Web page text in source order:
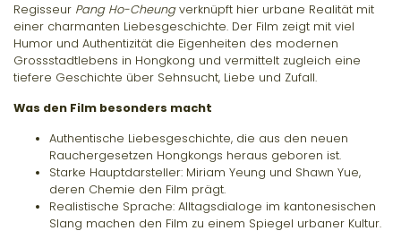
Regisseur Pang Ho-Cheungverknüpft hier urbane Realität mit
einer charmanten Liebesgeschichte. Der Film zeigt mit viel
Humor und Authentizität die Eigenheiten des modernen
Grossstadtlebens in Hongkong und vermittelt zugleich eine
tiefere Geschichte über Sehnsucht, Liebe und Zufall.
Was den Film besonders macht
Authentische Liebesgeschichte, die aus den neuen
Rauchergesetzen Hongkongs heraus geboren ist.
Starke Hauptdarsteller: Miriam Yeung und Shawn Yue,
deren Chemie den Film prägt.
Realistische Sprache: Alltagsdialoge im kantonesischen
Slang machen den Film zu einem Spiegel urbaner Kultur.